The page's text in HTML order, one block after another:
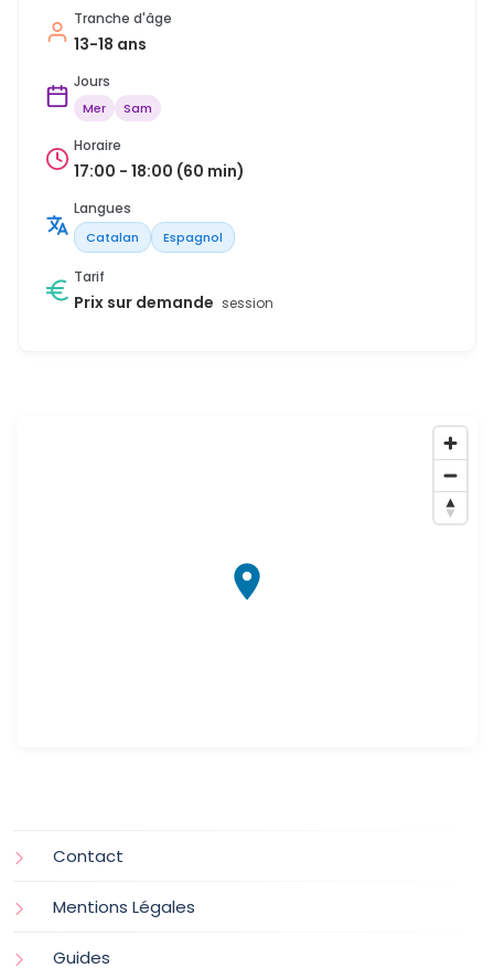
Tranche d'âge
13-18 ans
Jours
Mer Sam
Horaire
17:00 - 18:00 (60 min)
Langues
Catalan Espagnol
Tarif
Prix sur demande session
Contact
Mentions Légales
Guides